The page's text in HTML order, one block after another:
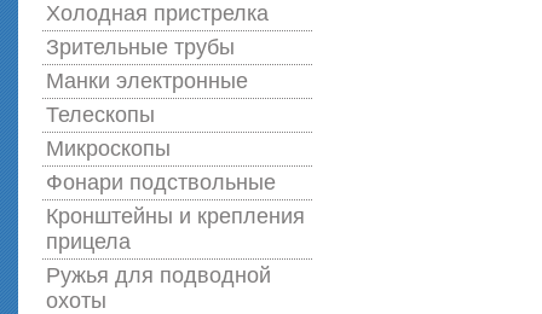
Холодная пристрелка
Зрительные трубы
Манки электронные
Телескопы
Микроскопы
Фонари подствольные
Кронштейны и крепления
прицела
Ружья для подводной
оxоты